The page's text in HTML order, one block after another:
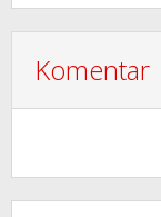
Komentar